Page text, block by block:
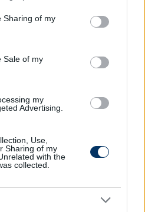
behaviour. You may click to
and its third-party tags to
purposes in below Google
Sharing of my
Sale of my
my
Advertising.
Use,
Sharing of my
with the
collected.
mellett. A
lett hivatalos.
csapatok az átigazolási
frissülő rovatunkban
a híreket egy nap
is.